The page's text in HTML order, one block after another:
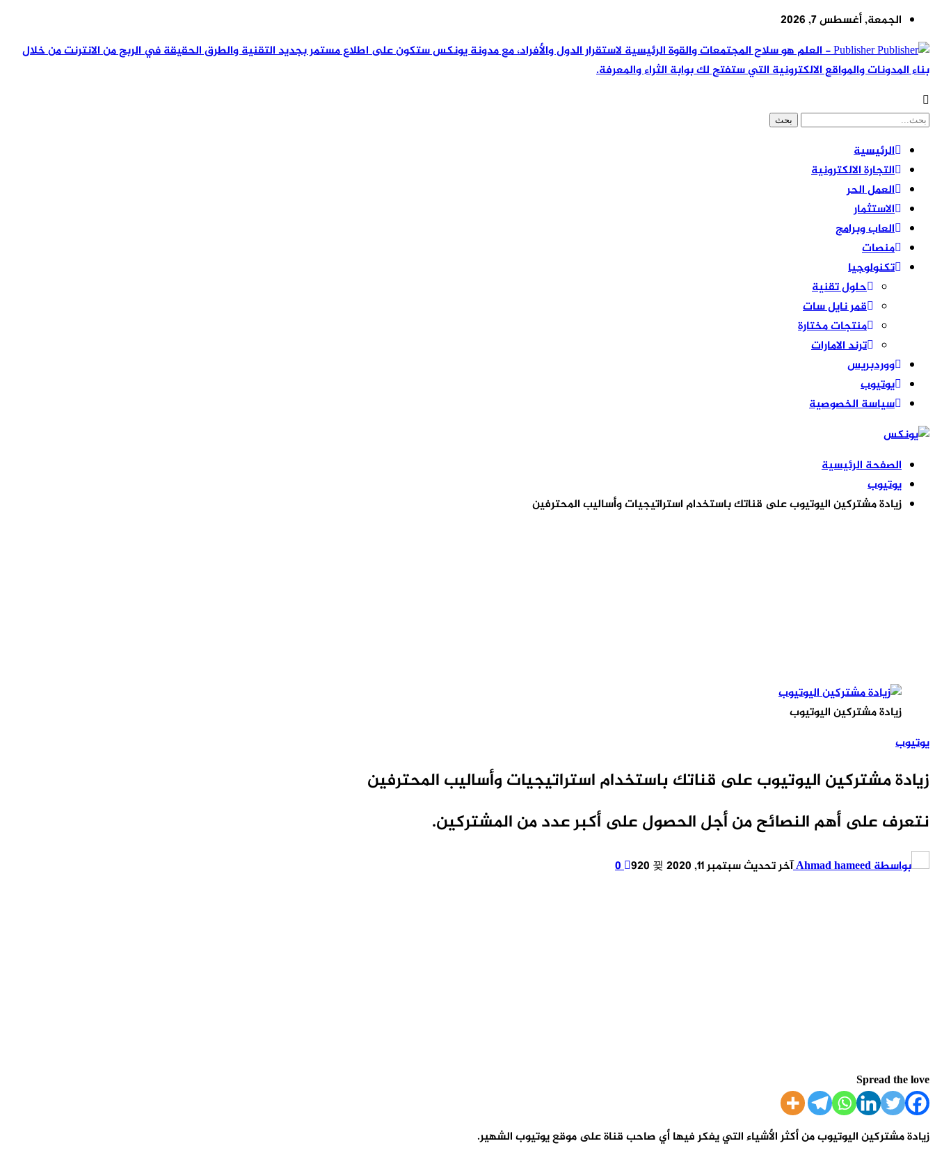
الجمعة, أغسطس 7, 2026
Publisher - العلم هو سلاح المجتمعات والقوة الرئيسية لاستقرار الدول والأفراد، مع مدونة يونكس ستكون على اطلاع مستمر بجديد التقنية والطرق الحقيقة في الربح من الانترنت من خلال
بناء المدونات والمواقع الالكترونية التي ستفتح لك بوابة الثراء والمعرفة.
الرئيسية
التجارة الالكترونية
العمل الحر
الاستثمار
العاب وبرامج
منصات
تكنولوجيا
حلول تقنية
قمر نايل سات
منتجات مختارة
ترند الامارات
ووردبريس
يوتيوب
سياسة الخصوصية
الصفحة الرئيسية
يوتيوب
زيادة مشتركين اليوتيوب على قناتك باستخدام استراتيجيات وأساليب المحترفين
زيادة مشتركين اليوتيوب
يوتيوب
زيادة مشتركين اليوتيوب على قناتك باستخدام استراتيجيات وأساليب المحترفين
نتعرف على أهم النصائح من أجل الحصول على أكبر عدد من المشتركين.
بواسطةAhmad hameedآخر تحديثسبتمبر 11, 2020 0
Spread the love
زيادة مشتركين اليوتيوب من أكثر الأشياء التي يفكر فيها أي صاحب قناة على موقع يوتيوب الشهير.